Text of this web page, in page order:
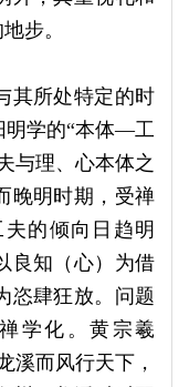
步。
其所处特定的时
明学的“本体—工
与理、心本体之
晚明时期，受禅
的倾向日趋明
良知（心）为借
恣肆狂放。问题
学化。黄宗羲
溪而风行天下，